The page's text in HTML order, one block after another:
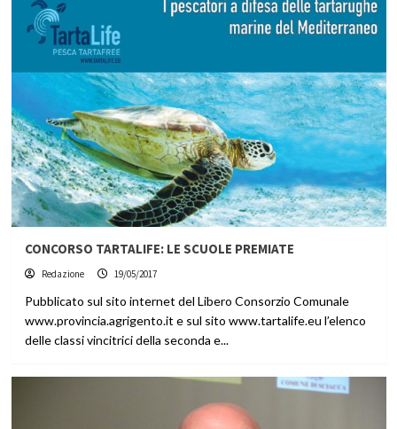
CONCORSO TARTALIFE: LE SCUOLE PREMIATE
Redazione 19/05/2017
Pubblicato sul sito internet del Libero Consorzio Comunale
www.provincia.agrigento.it e sul sito www.tartalife.eu l’elenco
delle classi vincitrici della seconda e...